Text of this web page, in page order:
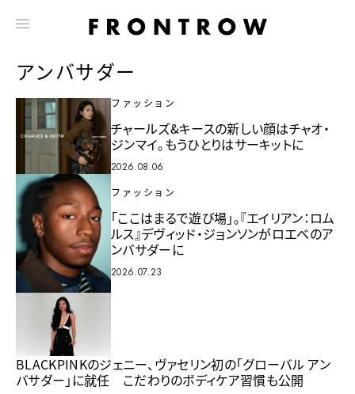
アンバサダー
ファッション
チャールズ&キースの新しい顔はチャオ・
ジンマイ。もうひとりはサーキットに
2026.08.06
ファッション
「ここはまるで遊び場」。『エイリアン：ロム
ルス』デヴィッド・ジョンソンがロエベのア
ンバサダーに
2026.07.23
BLACKPINKのジェニー、ヴァセリン初の「グローバル アン
バサダー」に就任 こだわりのボディケア習慣も公開